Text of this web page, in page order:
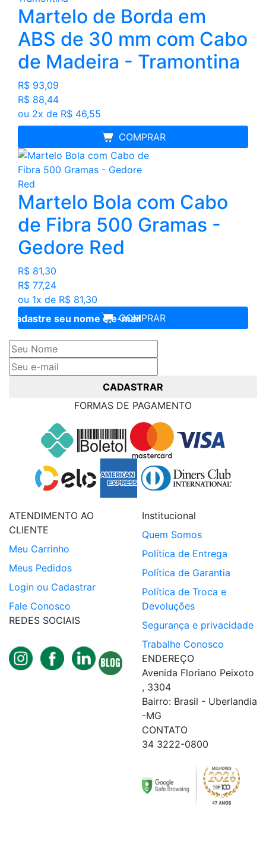
Martelo de Borda em
ABS de 30 mm com Cabo
de Madeira - Tramontina
R$ 93,09
R$ 88,44
ou 2x de R$ 46,55
COMPRAR
MELHOR PREÇO
Martelo Bola com Cabo
de Fibra 500 Gramas -
Gedore Red
R$ 81,30
R$ 77,24
ou 1x de R$ 81,30
COMPRAR
Cadastre seu nome e e-mail
e receba ofertas exclusivas
CADASTRAR
FORMAS DE PAGAMENTO
ATENDIMENTO AO
CLIENTE
Meu Carrinho
Meus Pedidos
Login ou Cadastrar
Fale Conosco
REDES SOCIAIS
Institucional
Quem Somos
Política de Entrega
Política de Garantia
Política de Troca e
Devoluções
Segurança e privacidade
Trabalhe Conosco
ENDEREÇO
Avenida Floriano Peixoto
, 3304
Bairro: Brasil - Uberlandia
-MG
CONTATO
34 3222-0800